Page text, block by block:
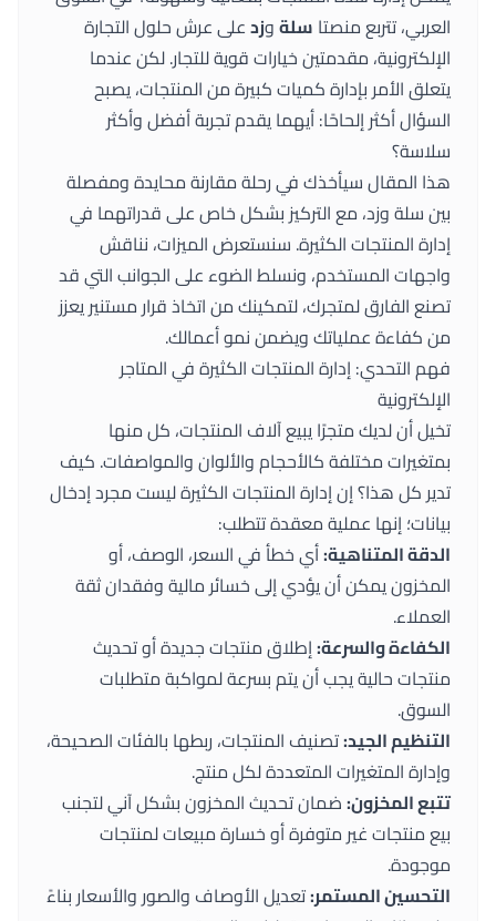
العربي، تتربع منصتا سلةوزدعلى عرش حلول التجارة
الإلكترونية، مقدمتين خيارات قوية للتجار. لكن عندما
يتعلق الأمر بإدارة كميات كبيرة من المنتجات، يصبح
السؤال أكثر إلحاحًا: أيهما يقدم تجربة أفضل وأكثر
سلاسة؟
هذا المقال سيأخذك في رحلة مقارنة محايدة ومفصلة
بين سلة وزد، مع التركيز بشكل خاص على قدراتهما في
إدارة المنتجات الكثيرة. سنستعرض الميزات، نناقش
واجهات المستخدم، ونسلط الضوء على الجوانب التي قد
تصنع الفارق لمتجرك، لتمكينك من اتخاذ قرار مستنير يعزز
من كفاءة عملياتك ويضمن نمو أعمالك.
فهم التحدي: إدارة المنتجات الكثيرة في المتاجر
الإلكترونية
تخيل أن لديك متجرًا يبيع آلاف المنتجات، كل منها
بمتغيرات مختلفة كالأحجام والألوان والمواصفات. كيف
تدير كل هذا؟ إن إدارة المنتجات الكثيرة ليست مجرد إدخال
بيانات؛ إنها عملية معقدة تتطلب:
الدقة المتناهية:أي خطأ في السعر، الوصف، أو
المخزون يمكن أن يؤدي إلى خسائر مالية وفقدان ثقة
العملاء.
الكفاءة والسرعة:إطلاق منتجات جديدة أو تحديث
منتجات حالية يجب أن يتم بسرعة لمواكبة متطلبات
السوق.
التنظيم الجيد:تصنيف المنتجات، ربطها بالفئات الصحيحة،
وإدارة المتغيرات المتعددة لكل منتج.
تتبع المخزون:ضمان تحديث المخزون بشكل آني لتجنب
بيع منتجات غير متوفرة أو خسارة مبيعات لمنتجات
موجودة.
التحسين المستمر:تعديل الأوصاف والصور والأسعار بناءً